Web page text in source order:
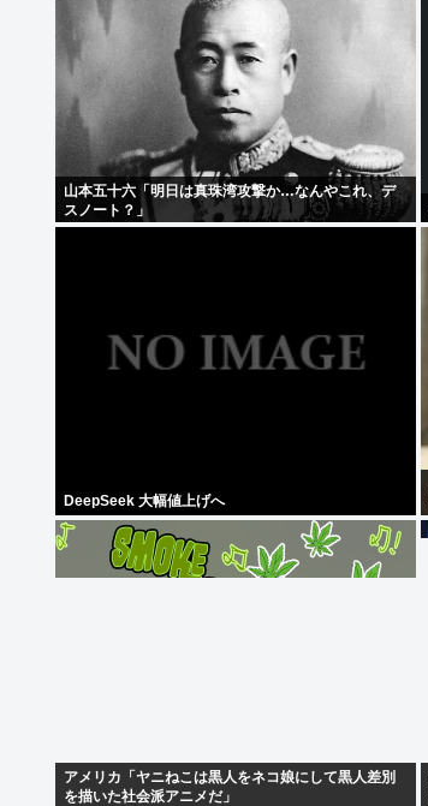
山本五十六「明日は真珠湾攻撃か…なんやこれ、デ
スノート？」
DeepSeek 大幅値上げへ
アメリカ「ヤニねこは黒人をネコ娘にして黒人差別
を描いた社会派アニメだ」